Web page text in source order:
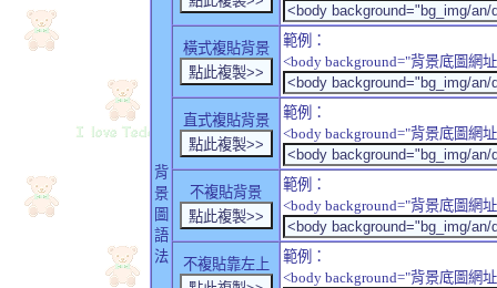
背
景
圖
語
法
橫式複貼背景
範例：
<body background="背景底圖網
直式複貼背景
範例：
<body background="背景底圖網
不複貼背景
範例：
<body background="背景底圖網
不複貼靠左上
範例：
<body background="背景底圖網